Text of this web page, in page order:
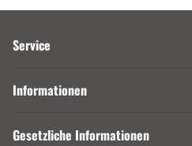
Service
Informationen
Gesetzliche Informationen